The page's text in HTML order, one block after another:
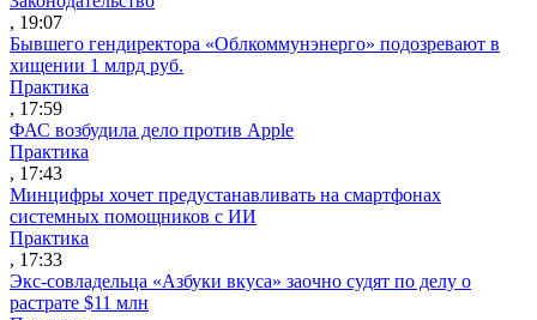
, 19:07
Бывшего гендиректора «Облкоммунэнерго» подозревают в
хищении 1 млрд руб.
Практика
, 17:59
ФАС возбудила дело против Apple
Практика
, 17:43
Минцифры хочет предустанавливать на смартфонах
системных помощников с ИИ
Практика
, 17:33
Экс-совладельца «Азбуки вкуса» заочно судят по делу о
растрате $11 млн